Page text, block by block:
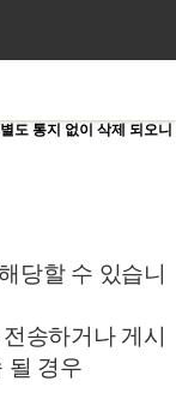
도 통지 없이 삭제 되오니
당할 수 있습니
송하거나 게시
될 경우